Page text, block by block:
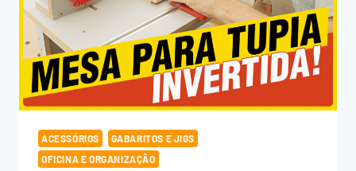
ACESSÓRIOS
GABARITOS E JIGS
OFICINA E ORGANIZAÇÃO